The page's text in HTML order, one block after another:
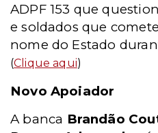
ADPF 153 que
e soldados que
nome do Estado
(Clique aqui)
Novo Apoiador
A banca Brandão